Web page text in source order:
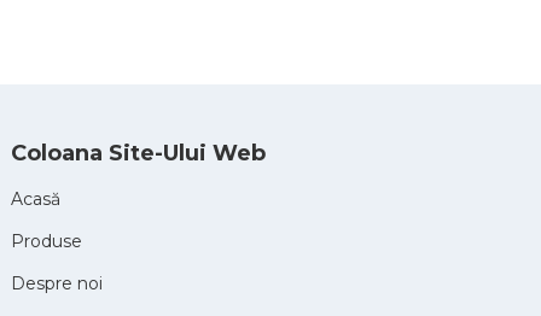
Coloana Site-Ului Web
Acasă
Produse
Despre noi